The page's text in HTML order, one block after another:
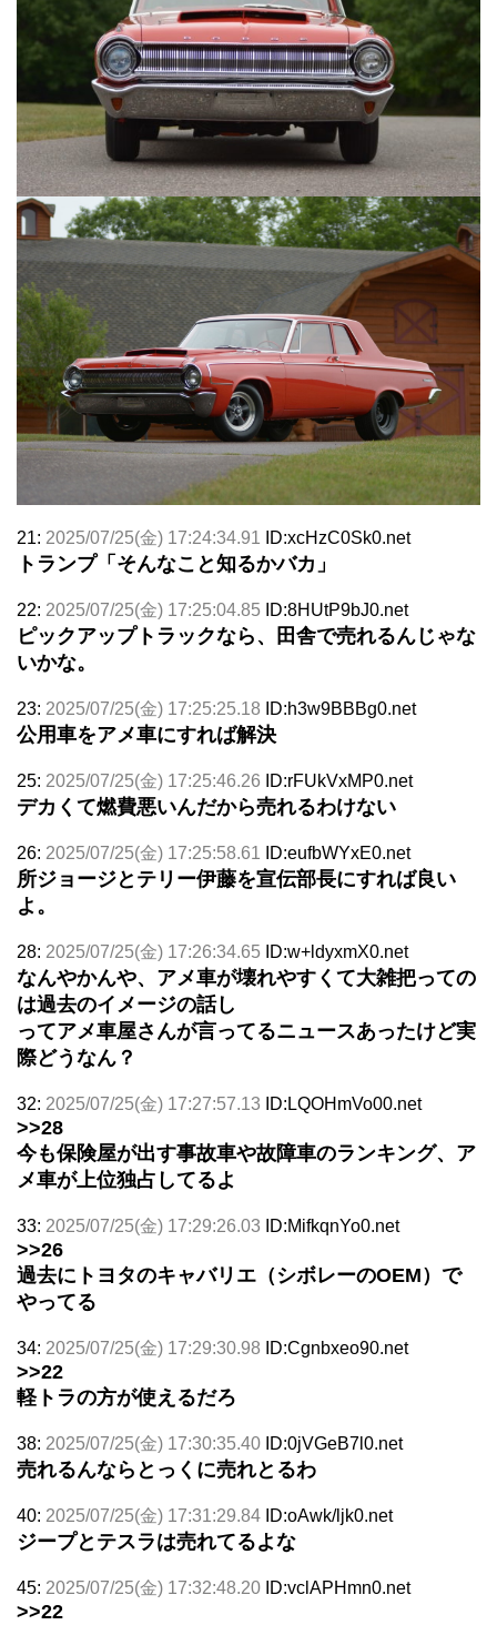
21: 2025/07/25(金) 17:24:34.91 ID:xcHzC0Sk0.net
トランプ「そんなこと知るかバカ」
22: 2025/07/25(金) 17:25:04.85 ID:8HUtP9bJ0.net
ピックアップトラックなら、田舎で売れるんじゃな
いかな。
23: 2025/07/25(金) 17:25:25.18 ID:h3w9BBBg0.net
公用車をアメ車にすれば解決
25: 2025/07/25(金) 17:25:46.26 ID:rFUkVxMP0.net
デカくて燃費悪いんだから売れるわけない
26: 2025/07/25(金) 17:25:58.61 ID:eufbWYxE0.net
所ジョージとテリー伊藤を宣伝部長にすれば良い
よ。
28: 2025/07/25(金) 17:26:34.65 ID:w+ldyxmX0.net
なんやかんや、アメ車が壊れやすくて大雑把っての
は過去のイメージの話し
ってアメ車屋さんが言ってるニュースあったけど実
際どうなん？
32: 2025/07/25(金) 17:27:57.13 ID:LQOHmVo00.net
>>28
今も保険屋が出す事故車や故障車のランキング、ア
メ車が上位独占してるよ
33: 2025/07/25(金) 17:29:26.03 ID:MifkqnYo0.net
>>26
過去にトヨタのキャバリエ（シボレーのOEM）で
やってる
34: 2025/07/25(金) 17:29:30.98 ID:Cgnbxeo90.net
>>22
軽トラの方が使えるだろ
38: 2025/07/25(金) 17:30:35.40 ID:0jVGeB7l0.net
売れるんならとっくに売れとるわ
40: 2025/07/25(金) 17:31:29.84 ID:oAwk/ljk0.net
ジープとテスラは売れてるよな
45: 2025/07/25(金) 17:32:48.20 ID:vclAPHmn0.net
>>22